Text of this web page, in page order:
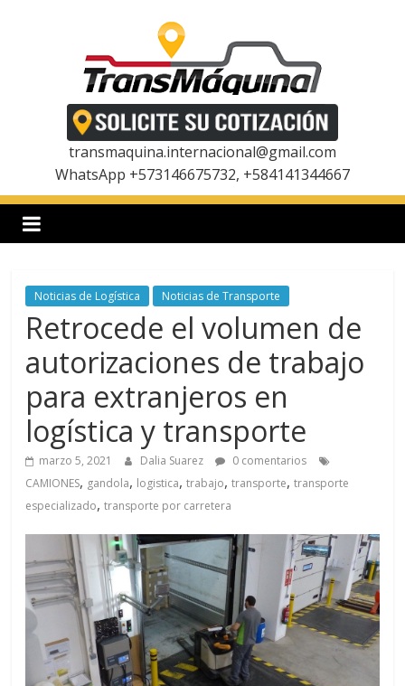
a
s
m
a
q
u
n
transmaquina.internacional@gmail.com
WhatsApp +573146675732, +584141344667
Noticias de Logística Noticias de Transporte
Retrocede el volumen de
autorizaciones de trabajo
para extranjeros en
logística y transporte
marzo 5, 2021 Dalia Suarez
0 comentarios
CAMIONES, gandola, logistica,trabajo,transporte,transporte
especializado,transporte por carretera